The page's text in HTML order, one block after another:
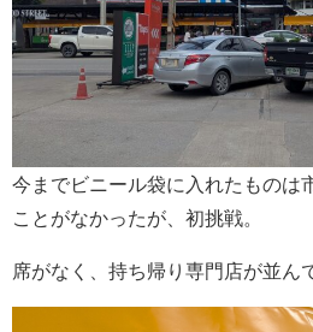
今までビニール袋に入れたものは
ことがなかったが、初挑戦。
席がなく、持ち帰り専門店が並ん